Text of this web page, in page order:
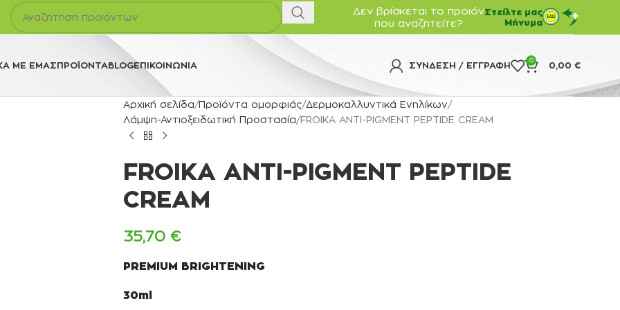
Δεν βρίσκεται το προϊόν
που αναζητείτε?
Στείλτε μας
Μήνυμα
ΜΕ ΕΜΆΣΠΡΟΪΌΝΤΑBLOGΕΠΙΚΟΙΝΩΝΊΑ ΣΎΝΔΕΣΗ / ΕΓΓΡΑΦΉ
0
0,00 €
Αρχική σελίδα Προϊόντα ομορφιάς Δερμοκαλλυντικά Ενηλίκων
Λάμψη-Αντιοξειδωτική Προστασία FROIKA ANTI-PIGMENT PEPTIDE CREAM
FROIKA ANTI-PIGMENT PEPTIDE
CREAM
35,70 €
PREMIUM BRIGHTENING
30ml